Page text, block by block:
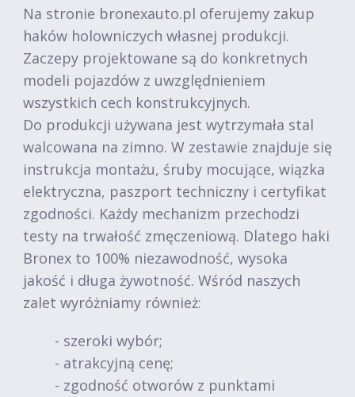
Na stronie bronexauto.pl oferujemy zakup
haków holowniczych własnej produkcji.
Zaczepy projektowane są do konkretnych
modeli pojazdów z uwzględnieniem
wszystkich cech konstrukcyjnych.
Do produkcji używana jest wytrzymała stal
walcowana na zimno. W zestawie znajduje się
instrukcja montażu, śruby mocujące, wiązka
elektryczna, paszport techniczny i certyfikat
zgodności. Każdy mechanizm przechodzi
testy na trwałość zmęczeniową. Dlatego haki
Bronex to 100% niezawodność, wysoka
jakość i długa żywotność. Wśród naszych
zalet wyróżniamy również:
- szeroki wybór;
- atrakcyjną cenę;
- zgodność otworów z punktami